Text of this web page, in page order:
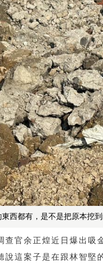
西都有，是不是把原本挖
查官余正煌近日爆出
這案子是在跟林智